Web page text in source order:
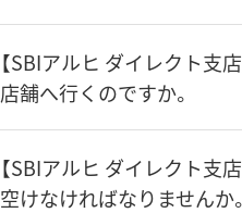
【SBIアルヒ ダイレクト支
店舗へ行くのですか。
【SBIアルヒ ダイレクト支
空けなければなりませんか。